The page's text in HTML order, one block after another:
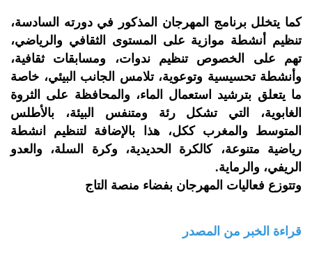
كما يتخلل برنامج المهرجان المذكور في دورته السادسة،
تنظيم أنشطة موازية على المستوى الثقافي والرياضي،
تهم على الخصوص تنظيم ندوات، ومسابقات ثقافية،
وأنشطة تحسيسية وتوعوية، تلامس الجانب البيئي، خاصة
ما يتعلق بترشيد استعمال الماء، والمحافظة على الثروة
الغابوية، التي تشكل رئة ومتنفس البيئة، بالأطلس
المتوسط والمغرب ككل، هذا بالإضافة لتنظيم انشطة
رياضية متنوعة، كالكرة الحديدية، وكرة السلة، والعدو
الريفي، والرماية.
وتتوزع فعاليات المهرجان بفضاء منصة التاج
قراءة الخبر من المصدر